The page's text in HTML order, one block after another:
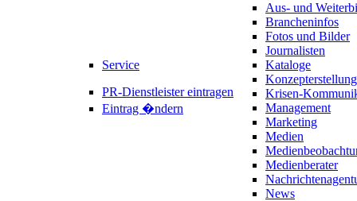
Service
PR-Dienstleister eintragen
Eintrag �ndern
Aus- und
Brancheninfos
Fotos und Bilder
Journalisten
Kataloge
Konzepterstellung
Krisen-
Management
Marketing
Medien
Medienberater
News